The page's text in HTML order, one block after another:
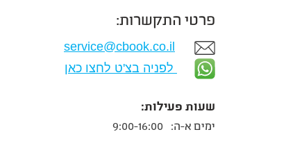
פרטי התקשרות:
service@cbook.co.il
לפניה בצ'ט לחצו כאן
שעות פעילות:
ימים א-ה: